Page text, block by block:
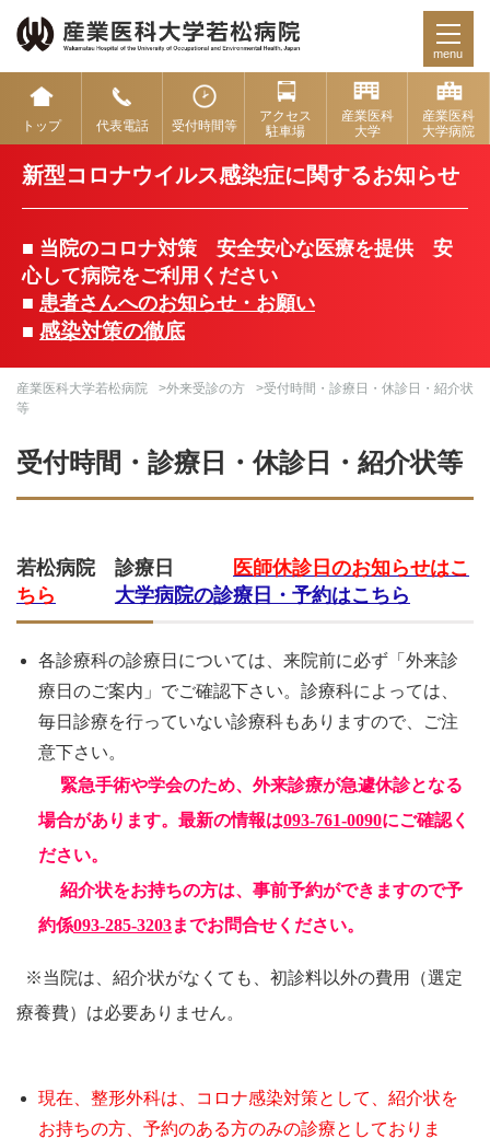
menu
新型コロナウイルス感染症に関するお知らせ
■ 当院のコロナ対策 安全安心な医療を提供 安
心して病院をご利用ください
■ 患者さんへのお知らせ・お願い
■ 感染対策の徹底
トップ 代表電話 受付時間等
アクセス
駐車場
産業医科
大学
産業医科
大学病院
産業医科大学若松病院 >外来受診の方
>受付時間・診療日・休診日・紹介状
等
受付時間・診療日・休診日・紹介状等
若松病院 診療日
医師休診日のお知らせはこ
ちら
大学病院の診療日・予約はこちら
各診療科の診療日については、来院前に必ず「外来診
療日のご案内」でご確認下さい。診療科によっては、
毎日診療を行っていない診療科もありますので、ご注
意下さい。
緊急手術や学会のため、外来診療が急遽休診となる
場合があります。最新の情報は093-761-0090にご確認く
ださい。
紹介状をお持ちの方は、事前予約ができますので予
約係093-285-3203までお問合せください。
※当院は、紹介状がなくても、初診料以外の費用（選定
療養費）は必要ありません。
現在、整形外科は、コロナ感染対策として、紹介状を
お持ちの方、予約のある方のみの診療としておりま